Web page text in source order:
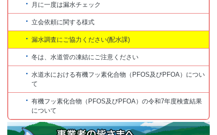
月に一度は漏水チェック
立会依頼に関する様式
漏水調査にご協力ください(配水課)
冬は、水道管の凍結にご注意ください
水道水における有機フッ素化合物（PFOS及びPFOA）につい
て
有機フッ素化合物（PFOS及びPFOA）の令和7年度検査結果
について